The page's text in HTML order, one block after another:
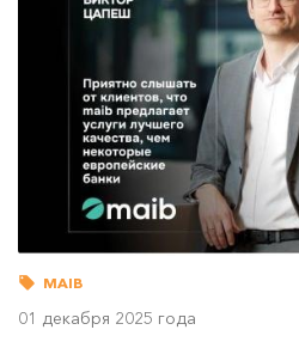
MAIB
01 декабря 2025 года